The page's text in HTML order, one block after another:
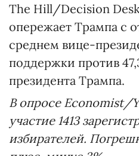
The Hill/Decision
опережает Трампа с
среднем вице-
поддержки против
президента Трампа.
В опросе Economist/
участие 1413
избирателей.